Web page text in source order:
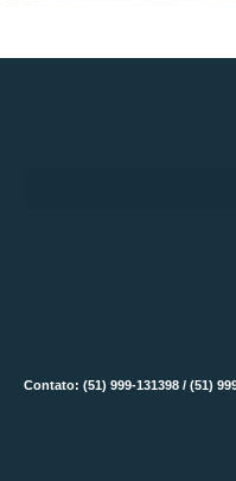
Contato: (51) 999-131398 / (51)